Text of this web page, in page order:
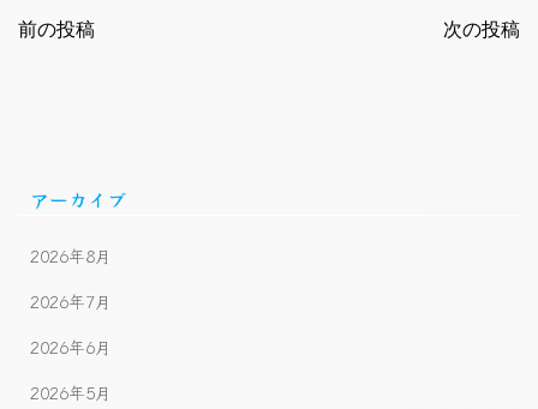
navigation
前の投稿 次の投稿
アーカイブ
2026年8月
2026年7月
2026年6月
2026年5月